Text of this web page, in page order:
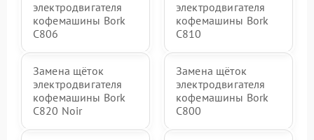
электродвигателя
кофемашины Bork
C806
электродвигателя
кофемашины Bork
C810
Замена щёток
электродвигателя
кофемашины Bork
C820 Noir
Замена щёток
электродвигателя
кофемашины Bork
C800